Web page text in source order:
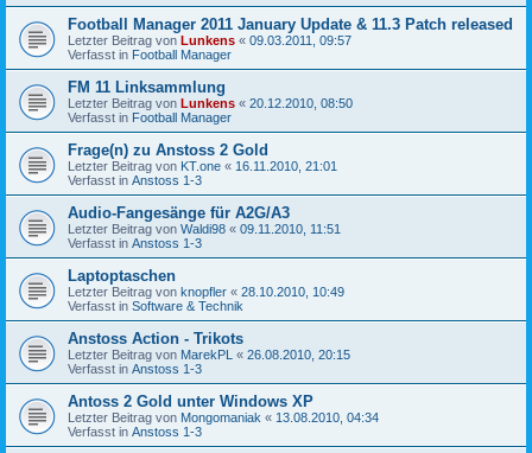
Football Manager 2011 January Update & 11.3 Patch released
Letzter Beitrag von Lunkens « 09.03.2011, 09:57
Verfasst in Football Manager
FM 11 Linksammlung
Letzter Beitrag von Lunkens « 20.12.2010, 08:50
Verfasst in Football Manager
Frage(n) zu Anstoss 2 Gold
Letzter Beitrag von KT.one « 16.11.2010, 21:01
Verfasst in Anstoss 1-3
Audio-Fangesänge für A2G/A3
Letzter Beitrag von Waldi98 « 09.11.2010, 11:51
Verfasst in Anstoss 1-3
Laptoptaschen
Letzter Beitrag von knopfler « 28.10.2010, 10:49
Verfasst in Software & Technik
Anstoss Action - Trikots
Letzter Beitrag von MarekPL « 26.08.2010, 20:15
Verfasst in Anstoss 1-3
Antoss 2 Gold unter Windows XP
Letzter Beitrag von Mongomaniak « 13.08.2010, 04:34
Verfasst in Anstoss 1-3